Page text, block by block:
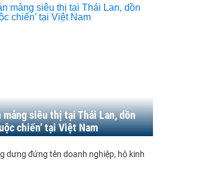
mảng siêu thị tại Thái Lan, dồn
chiến’ tại Việt Nam
dưng đứng tên doanh nghiệp, hộ kinh